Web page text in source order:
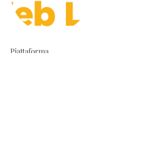
Piattaforma